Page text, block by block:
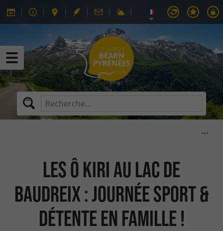
Les Ô Kiri au lac de
Baudreix : Journée sport &
détente en famille !